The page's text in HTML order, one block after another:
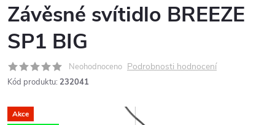
Závěsné svítidlo BREEZE
SP1 BIG
Neohodnoceno Podrobnosti hodnocení
Kód produktu: 232041
Akce